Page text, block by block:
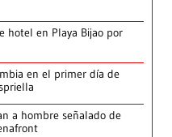
hotel en Playa Bijao por
en el primer día de
a hombre señalado de